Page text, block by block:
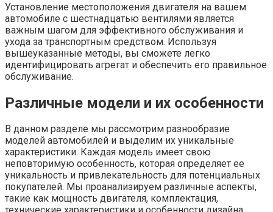
Установление местоположения двигателя на вашем
автомобиле с шестнадцатью вентилями является
важным шагом для эффективного обслуживания и
ухода за транспортным средством. Используя
вышеуказанные методы, вы сможете легко
идентифицировать агрегат и обеспечить его правильное
обслуживание.
Различные модели и их особенности
В данном разделе мы рассмотрим разнообразие
моделей автомобилей и выделим их уникальные
характеристики. Каждая модель имеет свою
неповторимую особенность, которая определяет ее
уникальность и привлекательность для потенциальных
покупателей. Мы проанализируем различные аспекты,
такие как мощность двигателя, комплектация,